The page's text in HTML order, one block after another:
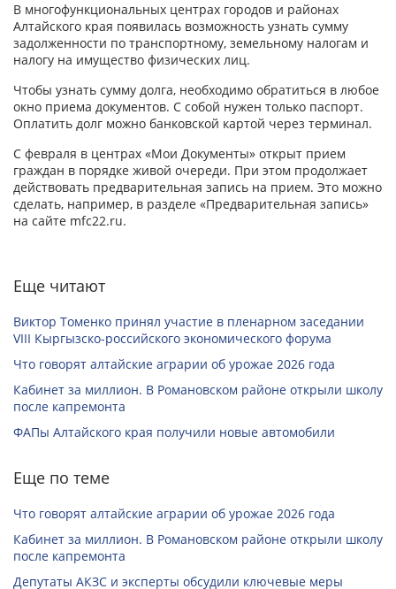
В многофункциональных центрах городов и районах
Алтайского края появилась возможность узнать сумму
задолженности по транспортному, земельному налогам и
налогу на имущество физических лиц.
Чтобы узнать сумму долга, необходимо обратиться в любое
окно приема документов. С собой нужен только паспорт.
Оплатить долг можно банковской картой через терминал.
С февраля в центрах «Мои Документы» открыт прием
граждан в порядке живой очереди. При этом продолжает
действовать предварительная запись на прием. Это можно
сделать, например, в разделе «Предварительная запись»
на сайте mfc22.ru.
Еще читают
Виктор Томенко принял участие в пленарном заседании
VIII Кыргызско-российского экономического форума
Что говорят алтайские аграрии об урожае 2026 года
Кабинет за миллион. В Романовском районе открыли школу
после капремонта
ФАПы Алтайского края получили новые автомобили
Еще по теме
Что говорят алтайские аграрии об урожае 2026 года
Кабинет за миллион. В Романовском районе открыли школу
после капремонта
Депутаты АКЗС и эксперты обсудили ключевые меры